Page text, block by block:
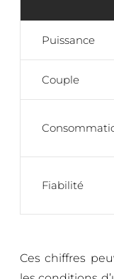
Puissance
Couple
Fiabilité
Ces chiffres